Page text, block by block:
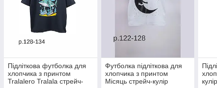
Підліткова футболка для
хлопчика з принтом
Tralalero Tralala стрейч-
Футболка підліткова для
хлопчика з принтом
Місяць стрейч-кулір